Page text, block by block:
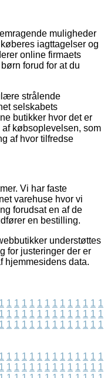
muligheder
iagttagelser og
online firmaets
forud for at du
strålende
selskabets
butikker hvor det er
købsoplevelsen, som
af hvor tilfredse
Vi har faste
varehuse hvor vi
forudsat en af de
en bestilling.
understøttes
for justeringer der er
hjemmesidens data.
1 1 1 1 1 1 1 1 1 1 1 1 1 1
1 1 1 1 1 1 1 1 1 1 1 1 1 1
1 1 1 1 1 1 1 1 1 1 1 1 1 1
1 1 1 1 1 1 1 1 1 1 1 1 1 1
1 1 1 1 1 1 1 1 1 1 1 1 1 1